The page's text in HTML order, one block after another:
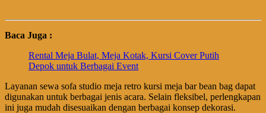
Baca Juga :
Rental Meja Bulat, Meja Kotak, Kursi Cover Putih
Depok untuk Berbagai Event
Layanan sewa sofa studio meja retro kursi meja bar bean bag dapat
digunakan untuk berbagai jenis acara. Selain fleksibel, perlengkapan
ini juga mudah disesuaikan dengan berbagai konsep dekorasi.